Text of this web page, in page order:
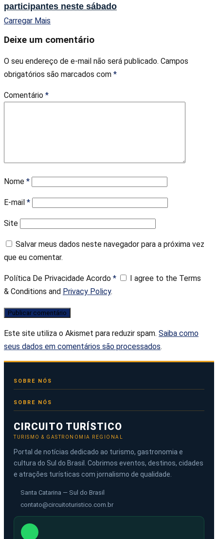
participantes neste sábado
Carregar Mais
Deixe um comentário
O seu endereço de e-mail não será publicado. Campos
obrigatórios são marcados com *
Comentário *
Nome *
E-mail *
Site
Salvar meus dados neste navegador para a próxima vez
que eu comentar.
Política De Privacidade Acordo *
I agree to the Terms
& Conditions and Privacy Policy.
Este site utiliza o Akismet para reduzir spam. Saiba como
seus dados em comentários são processados.
SOBRE NÓS
CIRCUITO TURÍSTICO
TURISMO & GASTRONOMIA REGIONAL
Portal de notícias dedicado ao turismo, gastronomia e
cultura do Sul do Brasil. Cobrimos eventos, destinos, cidades
e atrações turísticas com jornalismo de qualidade.
Santa Catarina — Sul do Brasil
contato@circuitoturistico.com.br